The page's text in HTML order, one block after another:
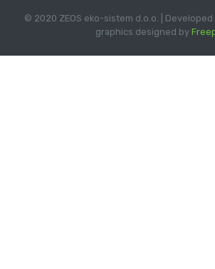
© 2020 ZEOS eko-sistem d.o.o. | Developed
graphics designed by